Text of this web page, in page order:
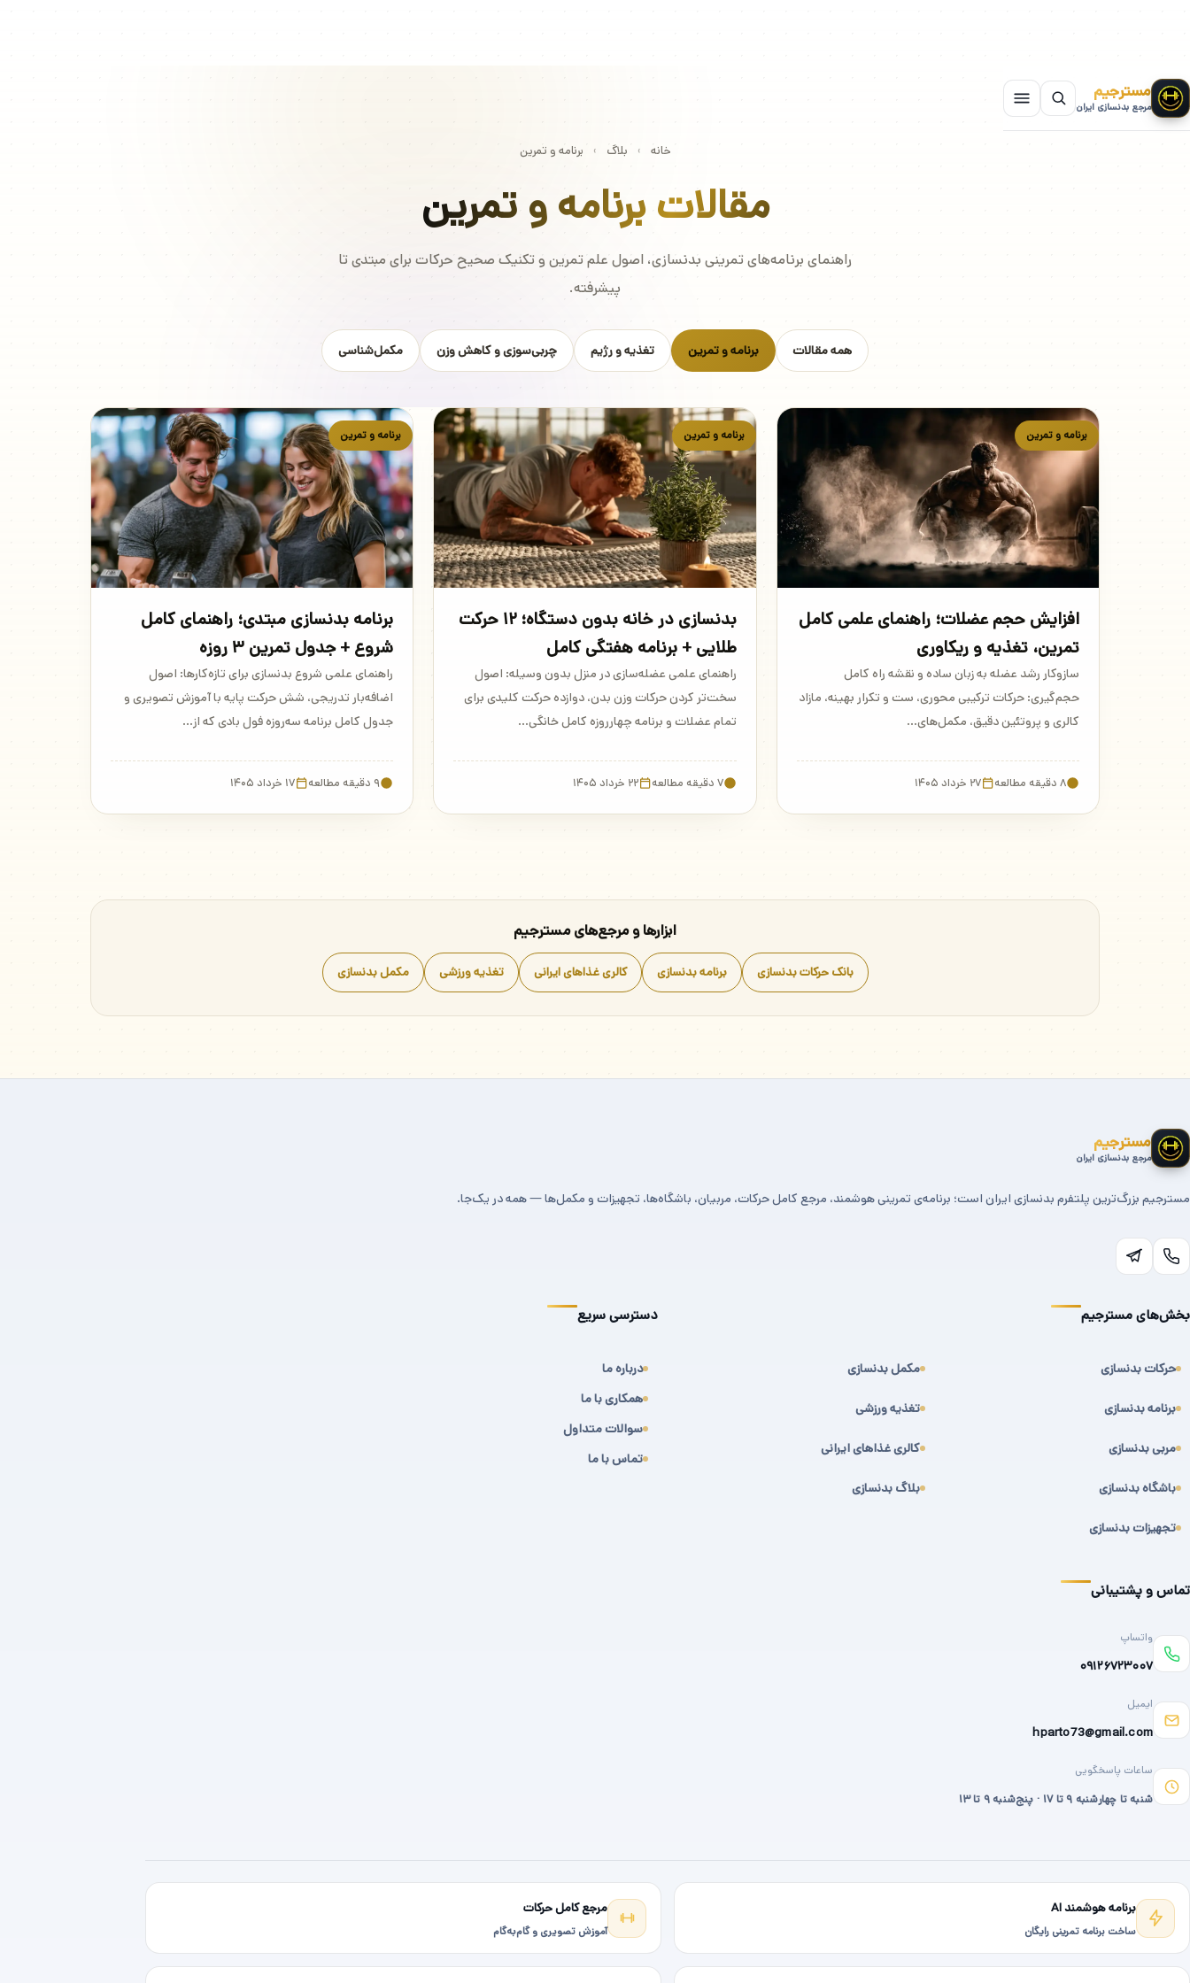
مسترجیم
مرجع بدنسازی ایران
خانه › بلاگ › برنامه و تمرین
مقالات برنامه و تمرین
راهنمای برنامه‌های تمرینی بدنسازی، اصول علم تمرین و تکنیک صحیح حرکات برای مبتدی تا
پیشرفته.
همه مقالات برنامه و تمرین تغذیه و رژیم چربی‌سوزی و کاهش وزن مکمل‌شناسی
برنامه و تمرین
افزایش حجم عضلات؛ راهنمای علمی کامل
تمرین، تغذیه و ریکاوری
سازوکار رشد عضله به زبان ساده و نقشه راه کامل
حجم‌گیری: حرکات ترکیبی محوری، ست و تکرار بهینه، مازاد
کالری و پروتئین دقیق، مکمل‌های…
۸ دقیقه مطالعه ۲۷ خرداد ۱۴۰۵
برنامه و تمرین
بدنسازی در خانه بدون دستگاه؛ ۱۲ حرکت
طلایی + برنامه هفتگی کامل
راهنمای علمی عضله‌سازی در منزل بدون وسیله: اصول
سخت‌تر کردن حرکات وزن بدن، دوازده حرکت کلیدی برای
تمام عضلات و برنامه چهارروزه کامل خانگی…
۷ دقیقه مطالعه ۲۲ خرداد ۱۴۰۵
برنامه و تمرین
برنامه بدنسازی مبتدی؛ راهنمای کامل
شروع + جدول تمرین ۳ روزه
راهنمای علمی شروع بدنسازی برای تازه‌کارها: اصول
اضافه‌بار تدریجی، شش حرکت پایه با آموزش تصویری و
جدول کامل برنامه سه‌روزه فول بادی که از…
۹ دقیقه مطالعه ۱۷ خرداد ۱۴۰۵
ابزارها و مرجع‌های مسترجیم
بانک حرکات بدنسازی برنامه بدنسازی کالری غذاهای ایرانی تغذیه ورزشی مکمل بدنسازی
مسترجیم
مرجع بدنسازی ایران
مسترجیم بزرگ‌ترین پلتفرم بدنسازی ایران است؛ برنامه‌ی تمرینی هوشمند، مرجع کامل حرکات، مربیان، باشگاه‌ها، تجهیزات و مکمل‌ها — همه در یک‌جا.
بخش‌های مسترجیم
حرکات بدنسازی
برنامه بدنسازی
مربی بدنسازی
باشگاه بدنسازی
تجهیزات بدنسازی
مکمل بدنسازی
تغذیه ورزشی
کالری غذاهای ایرانی
بلاگ بدنسازی
دسترسی سریع
درباره ما
همکاری با ما
سوالات متداول
تماس با ما
تماس و پشتیبانی
واتساپ
۰۹۱۲۶۷۲۳۰۰۷
ایمیل
hparto73@gmail.com
ساعات پاسخگویی
شنبه تا چهارشنبه ۹ تا ۱۷ · پنج‌شنبه ۹ تا ۱۳
برنامه هوشمند AI
ساخت برنامه تمرینی رایگان
مرجع کامل حرکات
آموزش تصویری و گام‌به‌گام